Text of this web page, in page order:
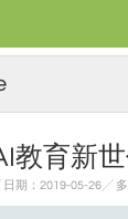
教育新
期：2019-05-26╱